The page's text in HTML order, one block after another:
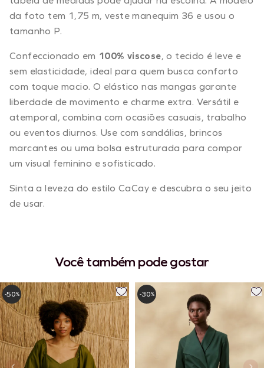
da foto tem 1,75 m, veste manequim 36 e usou o
tamanho P.
Confeccionado em 100% viscose, o tecido é leve e
sem elasticidade, ideal para quem busca conforto
com toque macio. O elástico nas mangas garante
liberdade de movimento e charme extra. Versátil e
atemporal, combina com ocasiões casuais, trabalho
ou eventos diurnos. Use com sandálias, brincos
marcantes ou uma bolsa estruturada para compor
um visual feminino e sofisticado.
Sinta a leveza do estilo CaCay e descubra o seu jeito
de usar.
Você também pode gostar
-50% -30%